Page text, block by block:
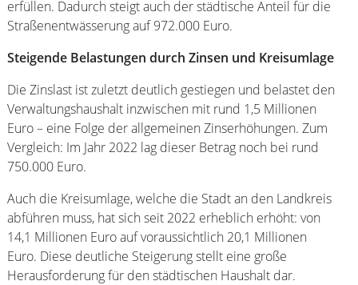
erfüllen. Dadurch steigt auch der städtische Anteil für die
Straßenentwässerung auf 972.000 Euro.
Steigende Belastungen durch Zinsen und Kreisumlage
Die Zinslast ist zuletzt deutlich gestiegen und belastet den
Verwaltungshaushalt inzwischen mit rund 1,5 Millionen
Euro – eine Folge der allgemeinen Zinserhöhungen. Zum
Vergleich: Im Jahr 2022 lag dieser Betrag noch bei rund
750.000 Euro.
Auch die Kreisumlage, welche die Stadt an den Landkreis
abführen muss, hat sich seit 2022 erheblich erhöht: von
14,1 Millionen Euro auf voraussichtlich 20,1 Millionen
Euro. Diese deutliche Steigerung stellt eine große
Herausforderung für den städtischen Haushalt dar.